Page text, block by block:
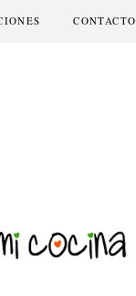
CONTACTO